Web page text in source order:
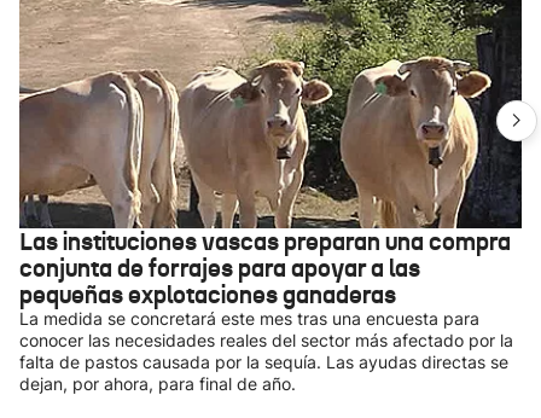
Las instituciones vascas preparan una compra
conjunta de forrajes para apoyar a las
pequeñas explotaciones ganaderas
La medida se concretará este mes tras una encuesta para
conocer las necesidades reales del sector más afectado por la
falta de pastos causada por la sequía. Las ayudas directas se
dejan, por ahora, para final de año.